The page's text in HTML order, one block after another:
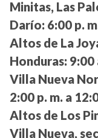
Minitas, Las
Darío: 6:00 p.
Altos de La
Honduras: 9:00
Villa Nueva
2:00 p. m. a
Altos de Los
Villa Nueva,